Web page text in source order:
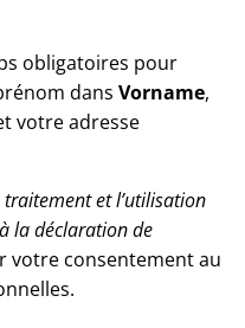
obligatoires pour
dans Vorname,
votre adresse
traitement et l’utilisation
la déclaration de
votre consentement au